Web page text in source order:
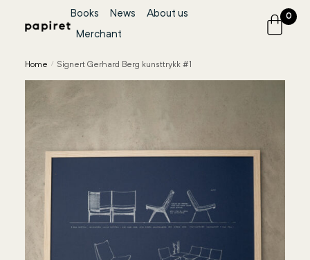
Books News
About us
Merchant
0
Home / Signert Gerhard Berg kunsttrykk #1